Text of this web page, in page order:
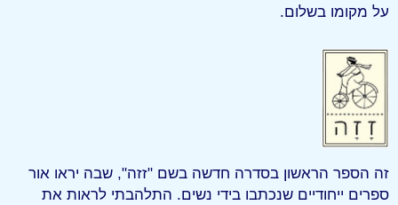
על מקומו בשלום.
זה הספר הראשון בסדרה חדשה בשם "זזה", שבה יראו אור
ספרים ייחודיים שנכתבו בידי נשים. התלהבתי לראות את